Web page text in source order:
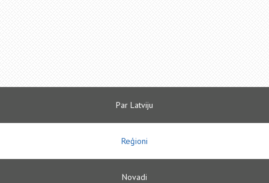
Par Latviju
Reģioni
Novadi